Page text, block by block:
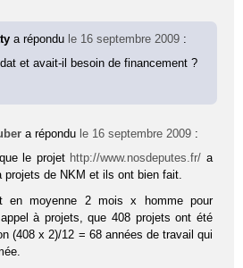
a répondu le 16 septembre 2009 :
et avait-il besoin de financement ?
a répondu le 16 septembre 2009 :
le projet http://www.nosdeputes.fr/ a
projets de NKM et ils ont bien fait.
en moyenne 2 mois x homme pour
à projets, que 408 projets ont été
(408 x 2)/12 = 68 années de travail qui